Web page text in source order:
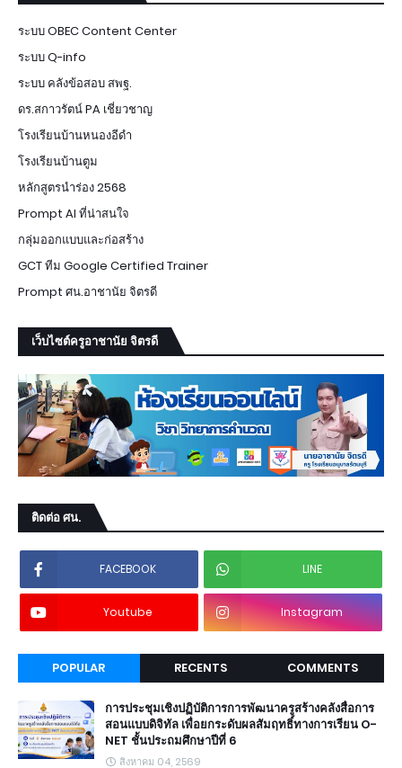
ระบบ OBEC Content Center
ระบบ Q-info
ระบบ คลังข้อสอบ สพฐ.
ดร.สกาวรัตน์ PA เชี่ยวชาญ
โรงเรียนบ้านหนองอีดำ
โรงเรียนบ้านตูม
หลักสูตรนำร่อง 2568
Prompt AI ที่น่าสนใจ
กลุ่มออกแบบและก่อสร้าง
GCT ทีม Google Certified Trainer
Prompt ศน.อาชานัย จิตรดี
เว็บไซต์ครูอาชานัย จิตรดี
ติดต่อ ศน.
FACEBOOK LINE
Youtube Instagram
POPULAR RECENTS COMMENTS
การประชุมเชิงปฏิบัติการการพัฒนาครูสร้างคลังสื่อการ
สอนแบบดิจิทัล เพื่อยกระดับผลสัมฤทธิ์ทางการเรียน O-
NET ชั้นประถมศึกษาปีที่ 6
สิงหาคม 04, 2569